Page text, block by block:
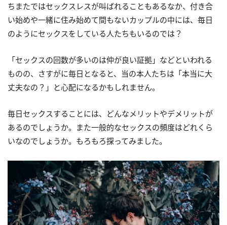
ちまたではセックスレスが叫ばれることもあるなか、付き合
い始めや一緒に住み始めて間もないカップルの中には、毎日
のようにセックスをしている人たちもいるのでは？
「セックスの回数が多いのは仲が良い証拠」などといわれる
ものの、さすがに毎日となると、当の本人たちは「本当に大
丈夫なの？」と心配になるかもしれません。
毎日セックスすることには、どんなメリットやデメリットが
あるのでしょうか。また一般的なセックスの頻度はどれくら
いなのでしょうか。もろもろ探ってみました。